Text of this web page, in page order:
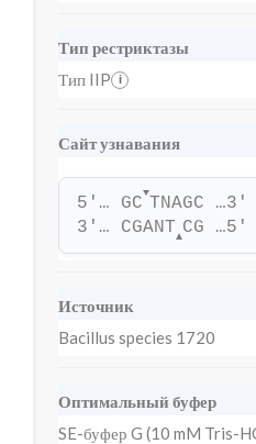
Тип рестриктазы
Тип IIP
i
Сайт узнавания
5'… GC
▼
TNAGC …3'
3'… CGANT▲CG …5'
Источник
Bacillus species 1720
Оптимальный буфер
SE-буфер G (10 mM Tris-